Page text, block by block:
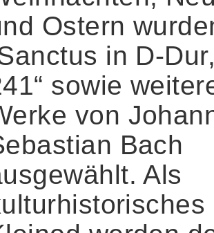
Ostern
in D-
sowie
von
Bach
Als